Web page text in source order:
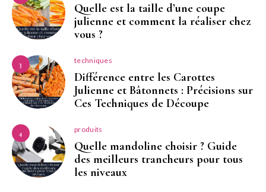
Quelle est la taille d’une coupe
julienne et comment la réaliser chez
vous ?
3 techniques
Différence entre les Carottes
Julienne et Bâtonnets : Précisions sur
Ces Techniques de Découpe
4 produits
Quelle mandoline choisir ? Guide
des meilleurs trancheurs pour tous
les niveaux